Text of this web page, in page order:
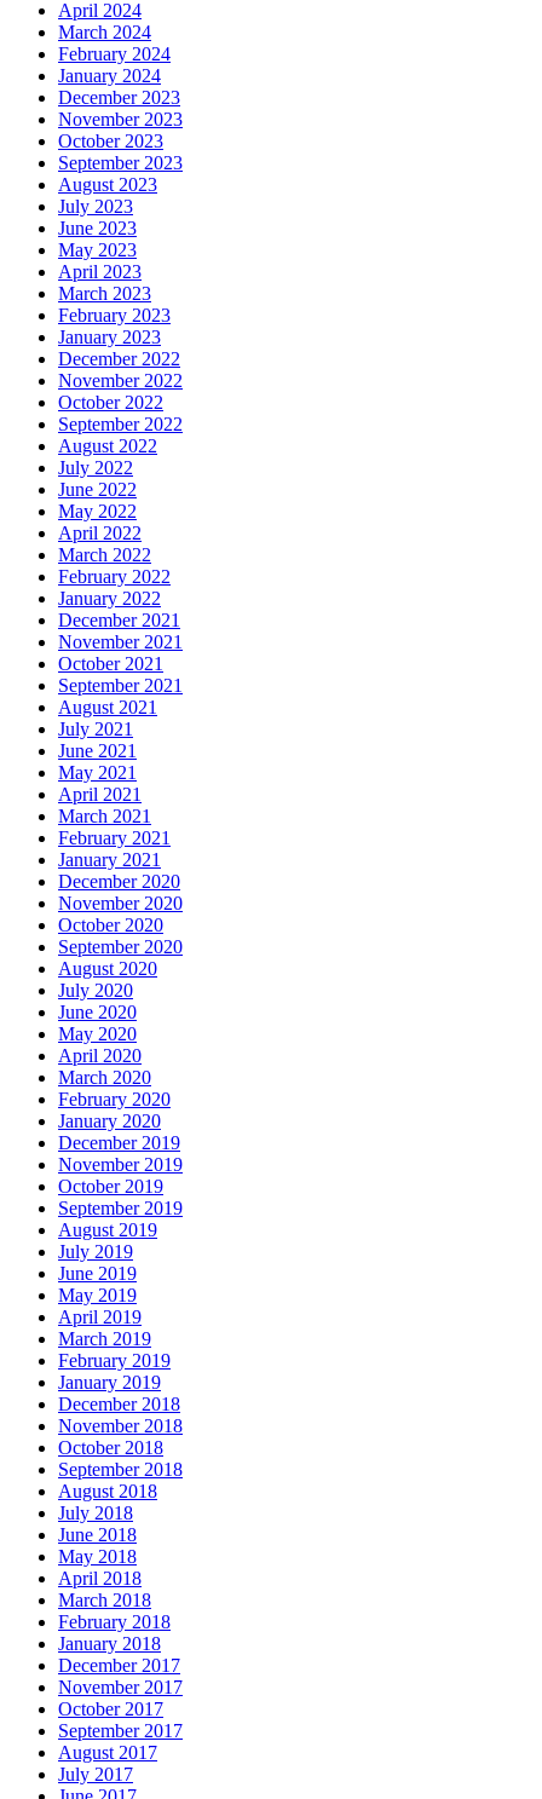
April 2024
March 2024
February 2024
January 2024
December 2023
November 2023
October 2023
September 2023
August 2023
July 2023
June 2023
May 2023
April 2023
March 2023
February 2023
January 2023
December 2022
November 2022
October 2022
September 2022
August 2022
July 2022
June 2022
May 2022
April 2022
March 2022
February 2022
January 2022
December 2021
November 2021
October 2021
September 2021
August 2021
July 2021
June 2021
May 2021
April 2021
March 2021
February 2021
January 2021
December 2020
November 2020
October 2020
September 2020
August 2020
July 2020
June 2020
May 2020
April 2020
March 2020
February 2020
January 2020
December 2019
November 2019
October 2019
September 2019
August 2019
July 2019
June 2019
May 2019
April 2019
March 2019
February 2019
January 2019
December 2018
November 2018
October 2018
September 2018
August 2018
July 2018
June 2018
May 2018
April 2018
March 2018
February 2018
January 2018
December 2017
November 2017
October 2017
September 2017
August 2017
July 2017